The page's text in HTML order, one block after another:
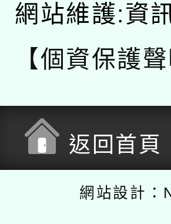
網站維護:資
【個資保護聲
返回首頁
網站設計：